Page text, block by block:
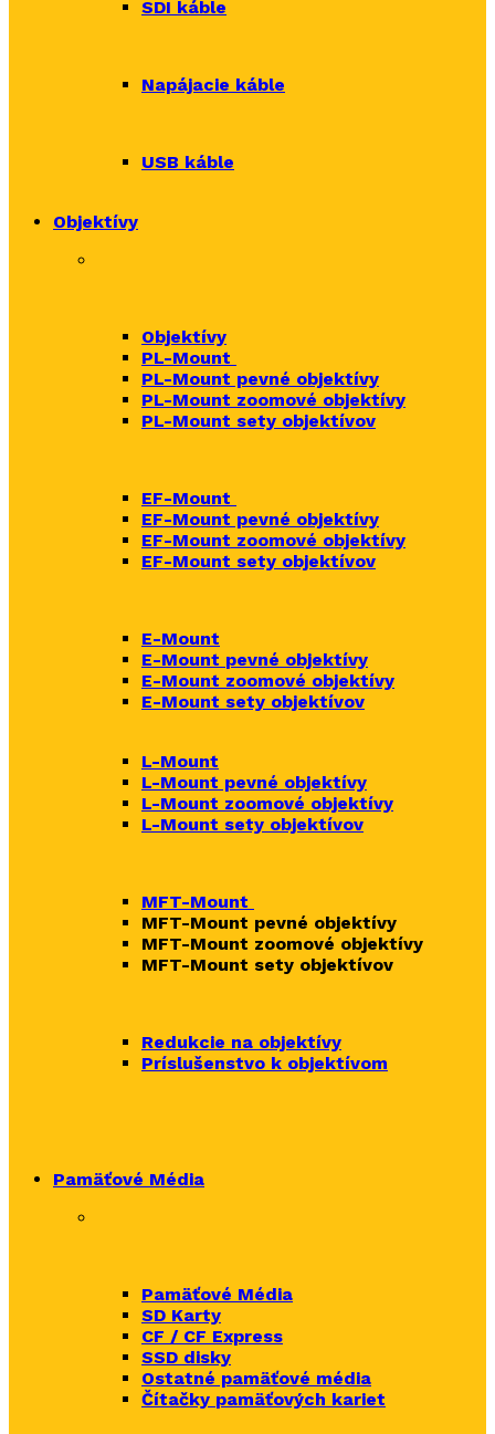
SDI káble
Napájacie káble
USB káble
Objektívy
Objektívy
PL-Mount
PL-Mount pevné objektívy
PL-Mount zoomové objektívy
PL-Mount sety objektívov
EF-Mount
EF-Mount pevné objektívy
EF-Mount zoomové objektívy
EF-Mount sety objektívov
E-Mount
E-Mount pevné objektívy
E-Mount zoomové objektívy
E-Mount sety objektívov
L-Mount
L-Mount pevné objektívy
L-Mount zoomové objektívy
L-Mount sety objektívov
MFT-Mount
MFT-Mount pevné objektívy
MFT-Mount zoomové objektívy
MFT-Mount sety objektívov
Redukcie na objektívy
Príslušenstvo k objektívom
Pamäťové Média
Pamäťové Média
SD Karty
CF / CF Express
SSD disky
Ostatné pamäťové média
Čítačky pamäťových kariet